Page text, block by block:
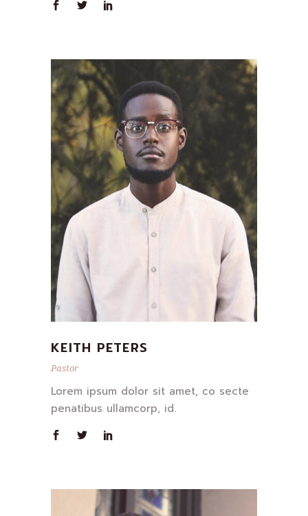
KEITH PETERS
Pastor
Lorem ipsum dolor sit amet, co secte
penatibus ullamcorp, id.